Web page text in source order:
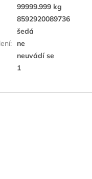
99999.999 kg
8592920089736
šedá
:
ne
neuvádí se
1